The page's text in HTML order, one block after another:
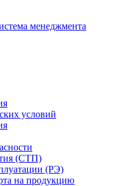
менеджмента
условий
(СТП)
(РЭ)
на продукцию